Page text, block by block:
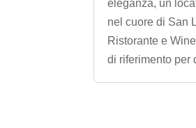
eleganza, un
nel cuore di San
Ristorante e
di riferimento per